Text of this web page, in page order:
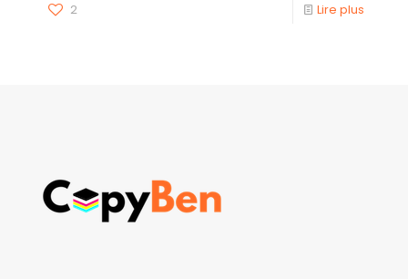
2 Lire plus